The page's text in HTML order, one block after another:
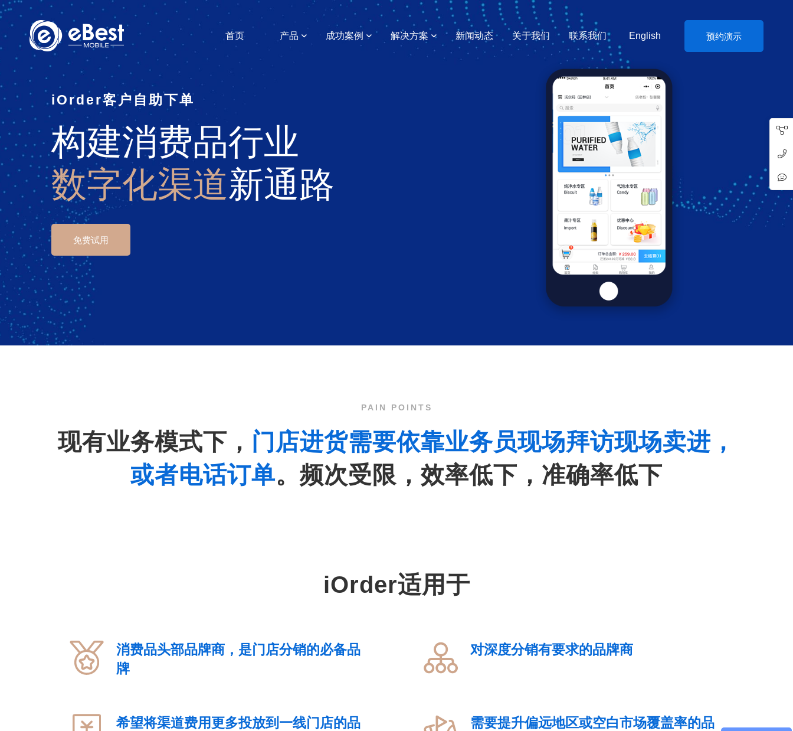
首页 产品 成功案例 解决方案 新闻动态 关于我们 联系我们 English 预约演示
iOrder客户自助下单
构建消费品行业
数字化渠道新通路
免费试用
PAIN POINTS
现有业务模式下， 门店进货需要依靠业务员现场拜访现场卖进，
或者电话订单。频次受限，效率低下，准确率低下
iOrder适用于
消费品头部品牌商，是门店分销的必备品
牌
对深度分销有要求的品牌商
希望将渠道费用更多投放到一线门店的品
需要提升偏远地区或空白市场覆盖率的品